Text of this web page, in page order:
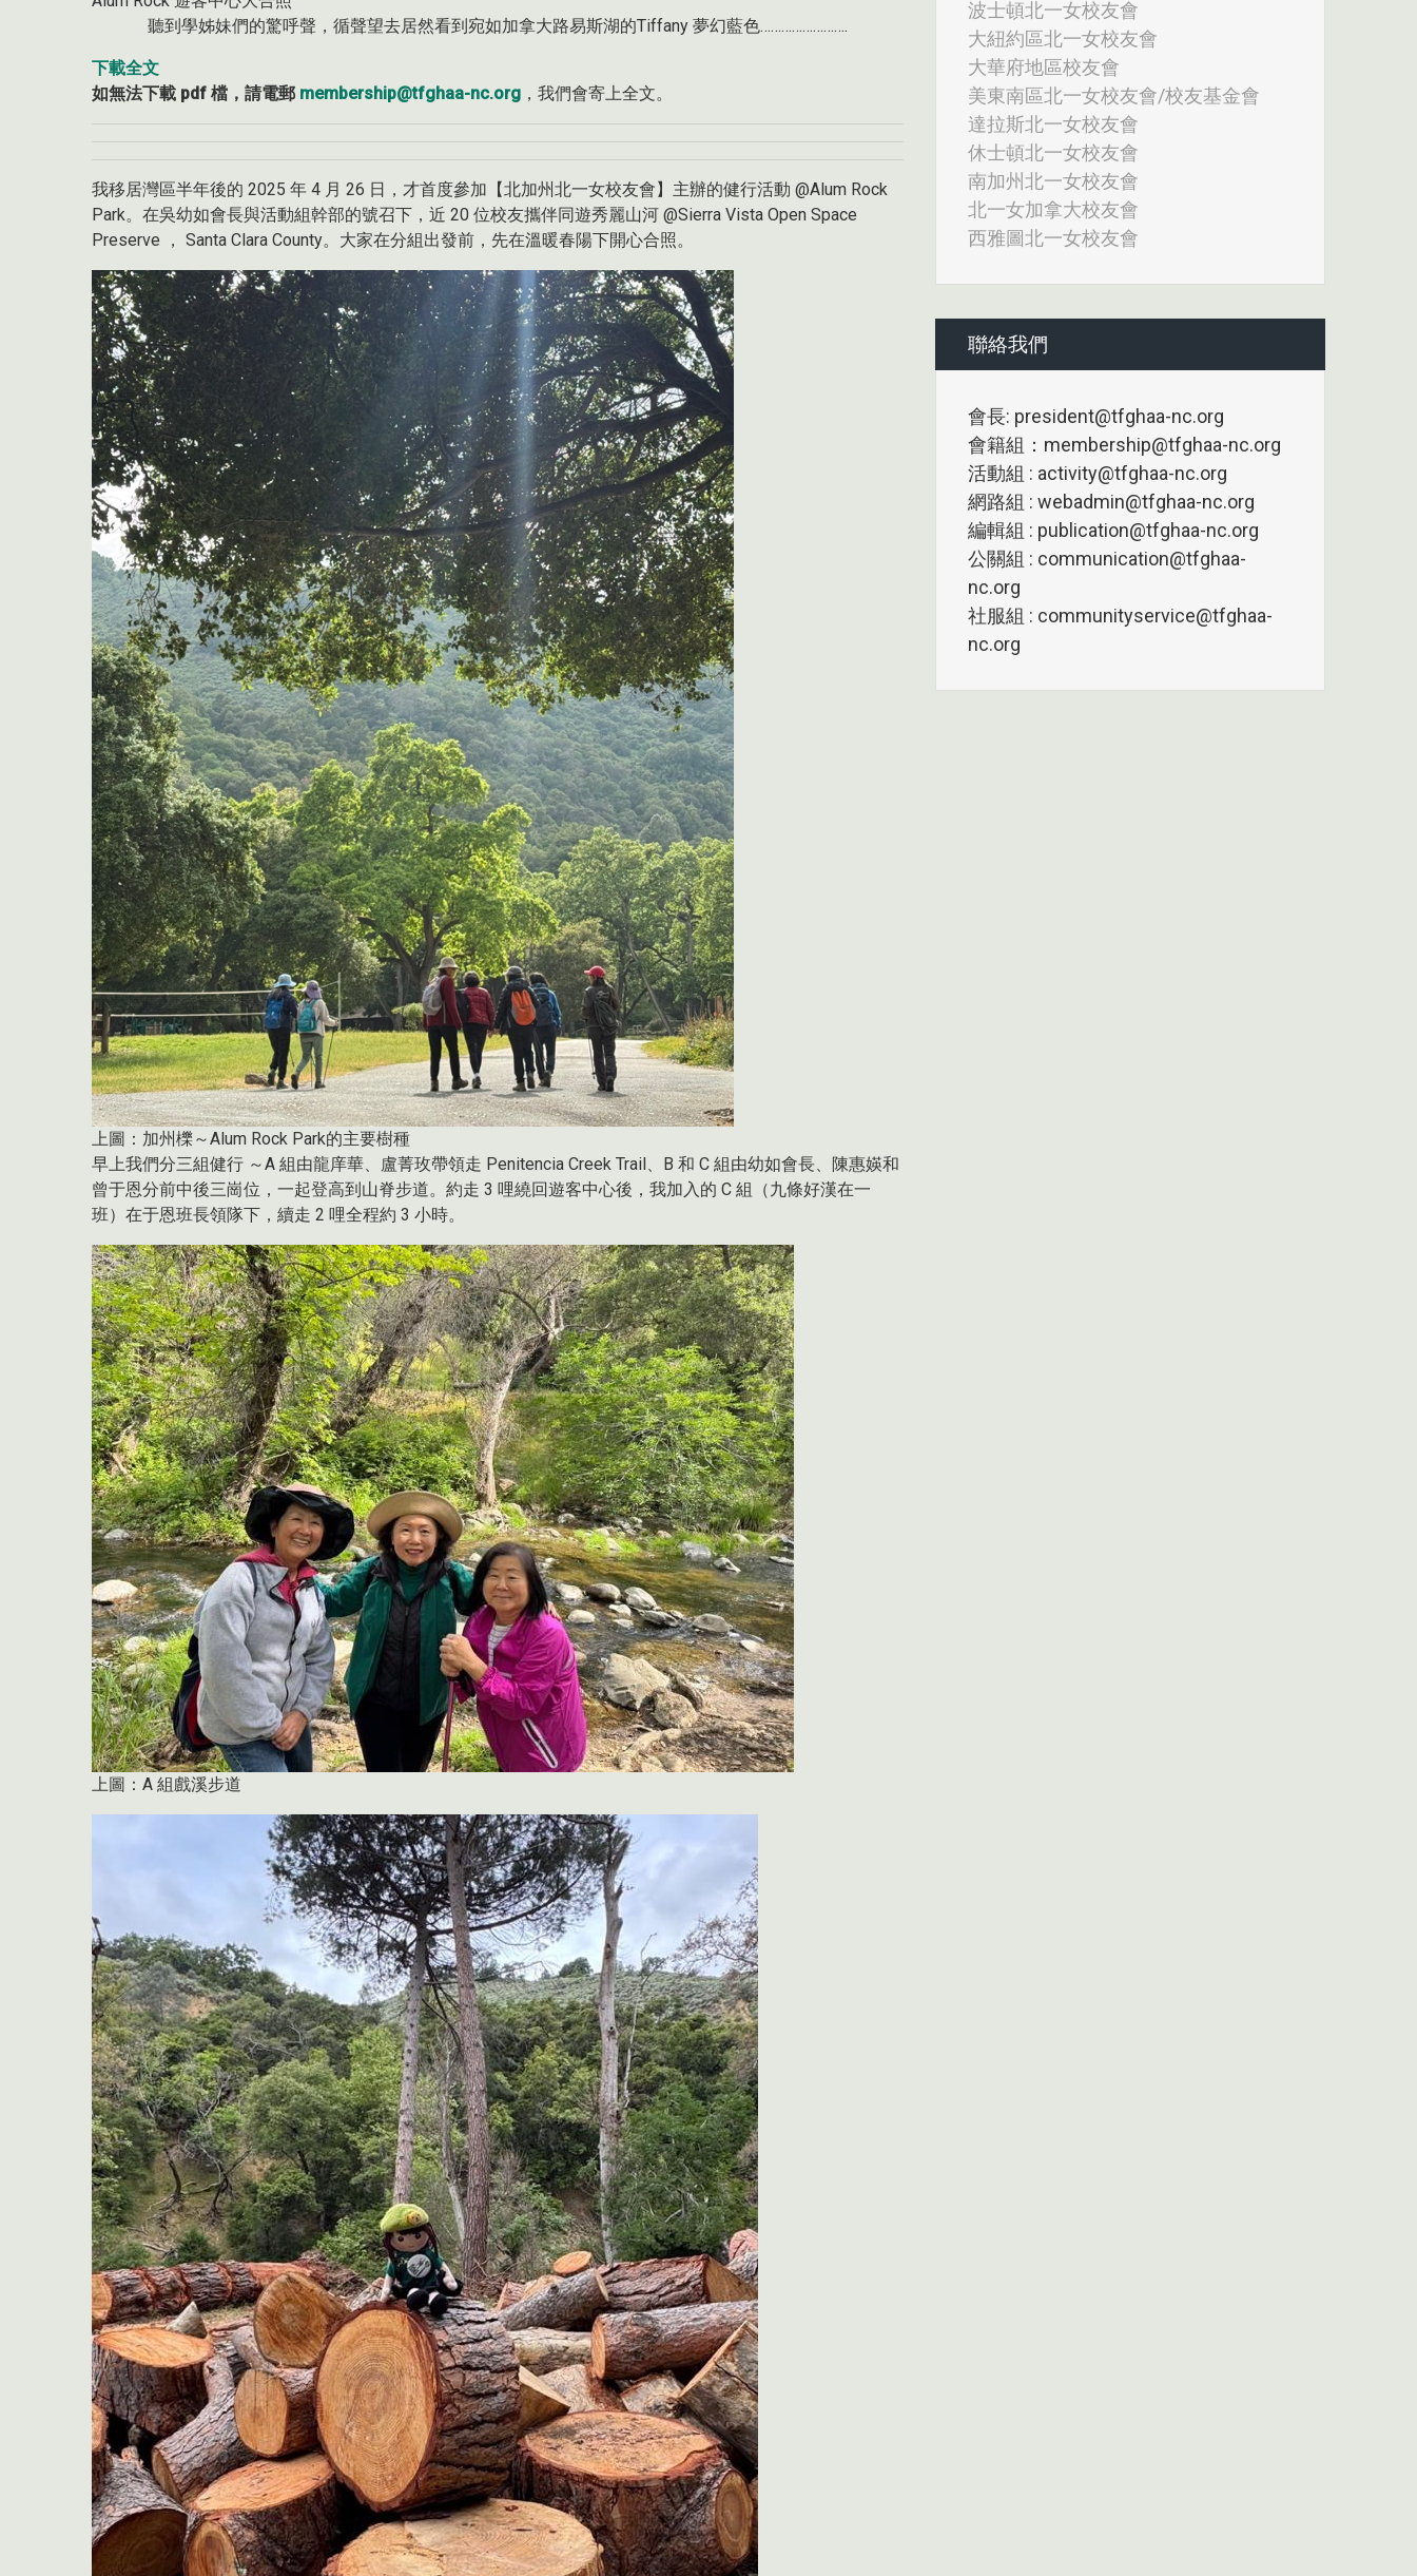
聽到學姊妹們的驚呼聲，循聲望去居然看到宛如加拿大路易斯湖的Tiffany 夢幻藍色…………………….
下載全文
如無法下載 pdf 檔，請電郵 membership@tfghaa-nc.org ，我們會寄上全文。
我移居灣區半年後的 2025 年 4 月 26 日，才首度參加【北加州北一女校友會】主辦的健行活動 @Alum Rock
Park。在吳幼如會長與活動組幹部的號召下，近 20 位校友攜伴同遊秀麗山河 @Sierra Vista Open Space
Preserve ， Santa Clara County。大家在分組出發前，先在溫暖春陽下開心合照。
上圖：加州櫟～Alum Rock Park的主要樹種
早上我們分三組健行 ～A 組由龍庠華、盧菁玫帶領走 Penitencia Creek Trail、B 和 C 組由幼如會長、陳惠媖和
曾于恩分前中後三崗位，一起登高到山脊步道。約走 3 哩繞回遊客中心後，我加入的 C 組（九條好漢在一
班）在于恩班長領隊下，續走 2 哩全程約 3 小時。
上圖：A 組戲溪步道
波士頓北一女校友會
大紐約區北一女校友會
大華府地區校友會
美東南區北一女校友會/校友基金會
達拉斯北一女校友會
休士頓北一女校友會
南加州北一女校友會
北一女加拿大校友會
西雅圖北一女校友會
聯絡我們
會長: president@tfghaa-nc.org
會籍組：membership@tfghaa-nc.org
活動組 : activity@tfghaa-nc.org
網路組 : webadmin@tfghaa-nc.org
編輯組 : publication@tfghaa-nc.org
公關組 : communication@tfghaa-
nc.org
社服組 : communityservice@tfghaa-
nc.org